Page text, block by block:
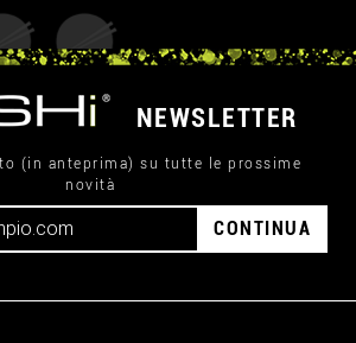
NEWSLETTER
(in anteprima) su tutte le prossime
novità
CONTINUA